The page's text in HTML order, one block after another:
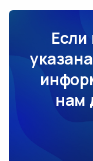
Если
нам